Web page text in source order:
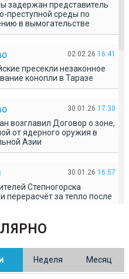
задержан представитель
преступной среды по
в вымогательстве
02.02.26 16:41
пресекли незаконное
конопли в Таразе
30.01.26 17:30
возглавил Договор о зоне,
от ядерного оружия в
Азии
30.01.26 16:57
Степногорска
перерасчёт за тепло после
готовят новую
Конституции: меняется
Неделя Месяц